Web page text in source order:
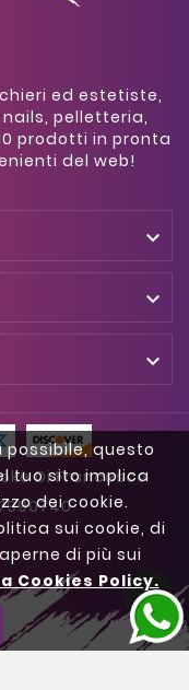
questo
tuo sito implica
dei cookie.
sui cookie, di
di più sui
Cookies Policy.
ed estetiste,
pelletteria,
prodotti in pronta
del web!




Di Francesco